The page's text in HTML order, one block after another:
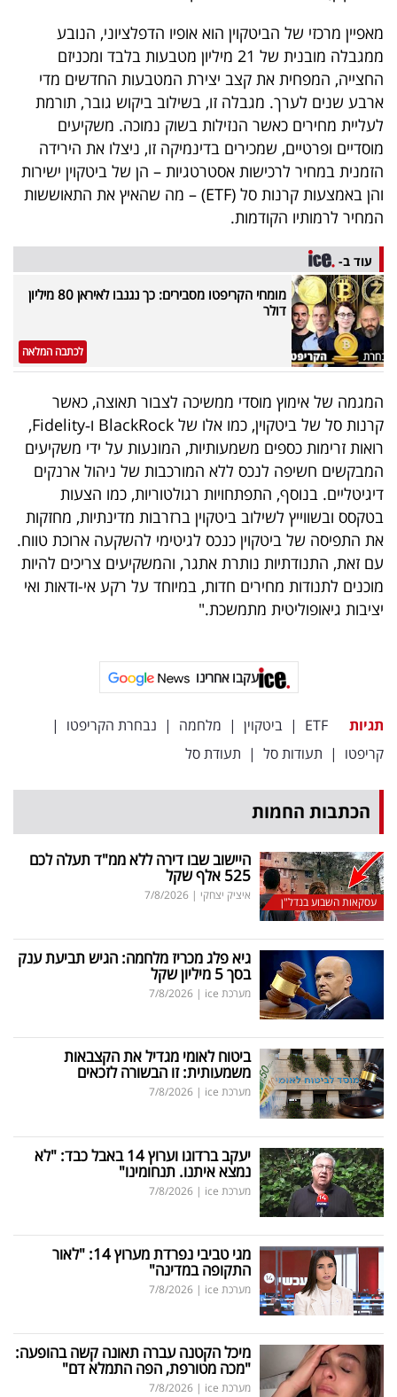
מאפיין מרכזי של הביטקוין הוא אופיו הדפלציוני, הנובע
ממגבלה מובנית של 21 מיליון מטבעות בלבד ומכניזם
החצייה, המפחית את קצב יצירת המטבעות החדשים מדי
ארבע שנים לערך. מגבלה זו, בשילוב ביקוש גובר, תורמת
לעליית מחירים כאשר הנזילות בשוק נמוכה. משקיעים
מוסדיים ופרטיים, שמכירים בדינמיקה זו, ניצלו את הירידה
הזמנית במחיר לרכישות אסטרטגיות – הן של ביטקוין ישירות
והן באמצעות קרנות סל (ETF) – מה שהאיץ את התאוששות
המחיר לרמותיו הקודמות.
עוד ב-
מומחי הקריפטו מסבירים: כך נגנבו לאיראן 80 מיליון
דולר
לכתבה המלאה
המגמה של אימוץ מוסדי ממשיכה לצבור תאוצה, כאשר
קרנות סל של ביטקוין, כמו אלו של BlackRock ו‑Fidelity,
רואות זרימות כספים משמעותיות, המונעות על ידי משקיעים
המבקשים חשיפה לנכס ללא המורכבות של ניהול ארנקים
דיגיטליים. בנוסף, התפתחויות רגולטוריות, כמו הצעות
בטקסס ובשווייץ לשילוב ביטקוין ברזרבות מדינתיות, מחזקות
את התפיסה של ביטקוין כנכס לגיטימי להשקעה ארוכת טווח.
עם זאת, התנודתיות נותרת אתגר, והמשקיעים צריכים להיות
מוכנים לתנודות מחירים חדות, במיוחד על רקע אי-ודאות ואי
יציבות גיאופוליטית מתמשכת."
עקבו אחרינו
תגיות ETF
| ביטקוין | מלחמה | נבחרת הקריפטו |
קריפטו | תעודות סל | תעודת סל
הכתבות החמות
עסקאות השבוע בנדל"ן
היישוב שבו דירה ללא ממ"ד תעלה לכם
525 אלף שקל
איציק יצחקי |
7/8/2026
גיא פלג מכריז מלחמה: הגיש תביעת ענק
בסך 5 מיליון שקל
מערכת ice |
7/8/2026
ביטוח לאומי מגדיל את הקצבאות
משמעותית: זו הבשורה לזכאים
מערכת ice |
7/8/2026
יעקב ברדוגו וערוץ 14 באבל כבד: "לא
נמצא איתנו. תנחומינו"
מערכת ice |
7/8/2026
מגי טביבי נפרדת מערוץ 14: "לאור
התקופה במדינה"
מערכת ice |
7/8/2026
מיכל הקטנה עברה תאונה קשה בהופעה:
"מכה מטורפת, הפה התמלא דם"
מערכת ice |
7/8/2026